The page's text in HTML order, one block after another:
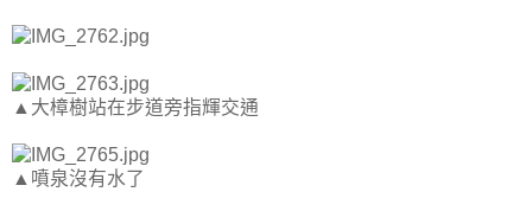
▲大樟樹站在步道旁指輝交通
▲噴泉沒有水了